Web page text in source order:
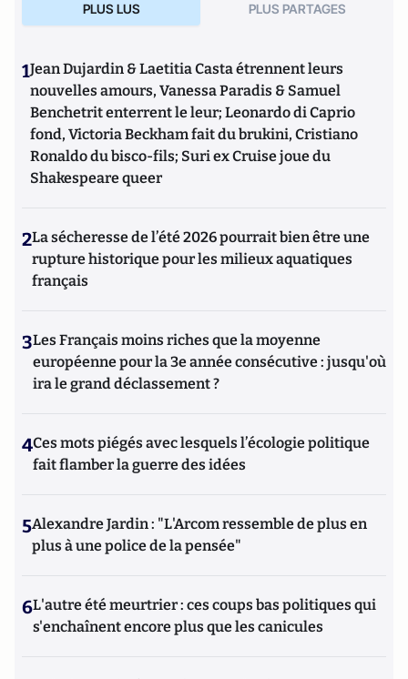
PLUS LUS PLUS PARTAGES
1Jean Dujardin & Laetitia Casta étrennent leurs
nouvelles amours, Vanessa Paradis & Samuel
Benchetrit enterrent le leur; Leonardo di Caprio
fond, Victoria Beckham fait du brukini, Cristiano
Ronaldo du bisco-fils; Suri ex Cruise joue du
Shakespeare queer
2La sécheresse de l’été 2026 pourrait bien être une
rupture historique pour les milieux aquatiques
français
3Les Français moins riches que la moyenne
européenne pour la 3e année consécutive : jusqu'où
ira le grand déclassement ?
4Ces mots piégés avec lesquels l’écologie politique
fait flamber la guerre des idées
5Alexandre Jardin : "L'Arcom ressemble de plus en
plus à une police de la pensée"
6L'autre été meurtrier : ces coups bas politiques qui
s'enchaînent encore plus que les canicules